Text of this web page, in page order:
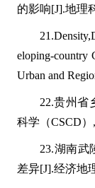
的影响[J].地理
eloping-country
Urban and
22.贵州省
科学（CSCD）
23.湖南武
差异[J].经济地